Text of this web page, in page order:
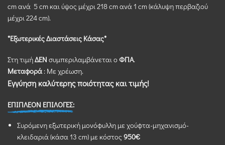
cm ανά 5 cm και ύψος μέχρι 218 cm ανά 1 cm (κάλυψη περβαζιού
μέχρι 224 cm).
*Εξωτερικές Διαστάσεις Κάσας*
Στη τιμήΔΕΝ συμπεριλαμβάνεται οΦΠΑ.
Μεταφορά: Με χρέωση.
Εγγύηση καλύτερης ποιότητας και τιμής!
ΕΠΙΠΛΕΟΝ ΕΠΙΛΟΓΕΣ:
Συρόμενη εξωτερική μονόφυλλη με χούφτα-μηχανισμό-
κλειδαριά (κάσα 13 cm) με κόστος 950€